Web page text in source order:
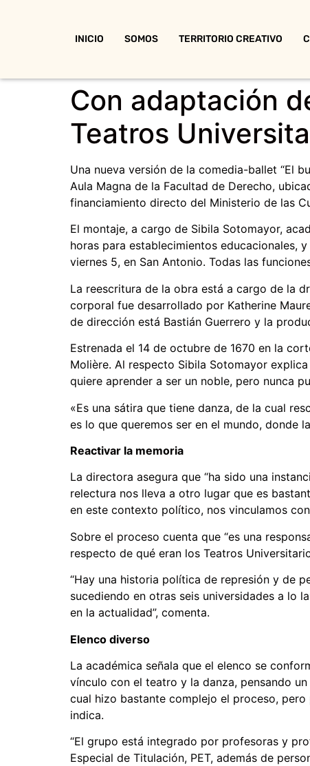
INICIO SOMOS TERRITORIO CREATIVO
Con adaptación
Teatros
Una nueva versión de la comedia-ballet “El
Aula Magna de la Facultad de Derecho,
financiamiento directo del Ministerio de las
El montaje, a cargo de Sibila Sotomayor,
horas para establecimientos educacionales,
viernes 5, en San Antonio. Todas las
La reescritura de la obra está a cargo de la
corporal fue desarrollado por Katherine
de dirección está Bastián Guerrero y la
Estrenada el 14 de octubre de 1670 en la
Molière. Al respecto Sibila Sotomayor
quiere aprender a ser un noble, pero nunca
«Es una sátira que tiene danza, de la cual
es lo que queremos ser en el mundo, donde
Reactivar la memoria
La directora asegura que “ha sido una
relectura nos lleva a otro lugar que es
en este contexto político, nos vinculamos
Sobre el proceso cuenta que “es una
respecto de qué eran los Teatros
“Hay una historia política de represión y de
sucediendo en otras seis universidades a lo
en la actualidad”, comenta.
Elenco diverso
La académica señala que el elenco se
vínculo con el teatro y la danza, pensando
cual hizo bastante complejo el proceso, pero
indica.
“El grupo está integrado por profesoras y
Especial de Titulación, PET, además de